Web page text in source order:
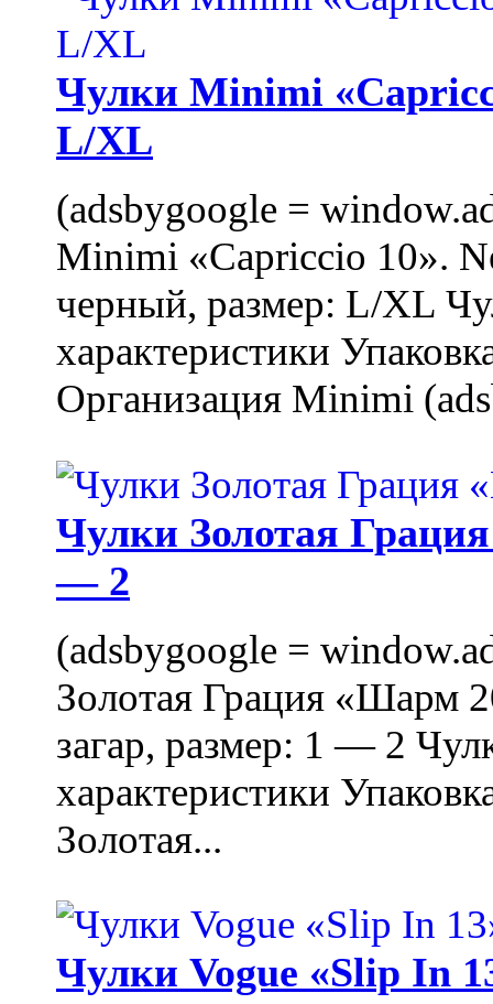
Чулки Minimi
L/XL
(adsbygoogle =
Minimi «Capriccio 10».
черный, размер: L/XL
характеристики
Организация Minimi
Чулки Золотая
— 2
(adsbygoogle =
Золотая Грация «Шарм
загар, размер: 1 — 2
характеристики
Золотая...
Чулки Vogue «Slip In